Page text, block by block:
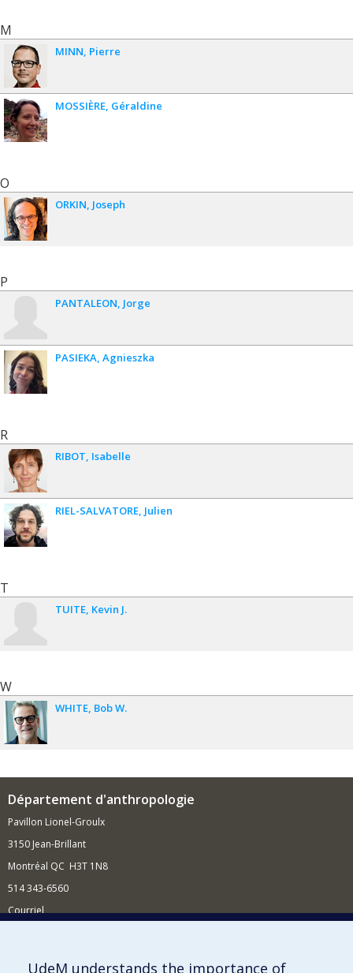
M
MINN Pierre
MOSSIÈRE Géraldine
O
ORKIN Joseph
P
PANTALEON Jorge
PASIEKA Agnieszka
R
RIBOT Isabelle
RIEL-SALVATORE Julien
T
TUITE Kevin J.
W
WHITE Bob W.
Département d'anthropologie
Pavillon Lionel-Groulx
3150 Jean-Brillant
Montréal QC H3T 1N8
514 343-6560
Courriel
Comment soutenir le Département?
UdeM understands the importance of